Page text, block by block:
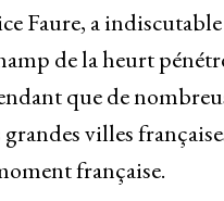
Faure, a
de la heurt
que de
villes
française.